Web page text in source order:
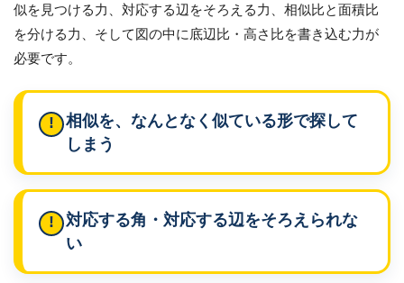
似を見つける力、対応する辺をそろえる力、相似比と面積比
を分ける力、そして図の中に底辺比・高さ比を書き込む力が
必要です。
相似を、なんとなく似ている形で探して
しまう
対応する角・対応する辺をそろえられな
い